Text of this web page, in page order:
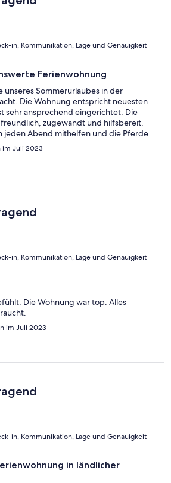
in, Kommunikation, Lage und Genauigkeit
Ferienwohnung
unseres Sommerurlaubes in der
Die Wohnung entspricht neuesten
sehr ansprechend eingerichtet. Die
zugewandt und hilfsbereit.
jeden Abend mithelfen und die Pferde
für Ausflüge ins Umland liegt die
verbringen wir hier wieder einmal
im Juli 2023
in, Kommunikation, Lage und Genauigkeit
Die Wohnung war top. Alles
im Juli 2023
in, Kommunikation, Lage und Genauigkeit
in ländlicher